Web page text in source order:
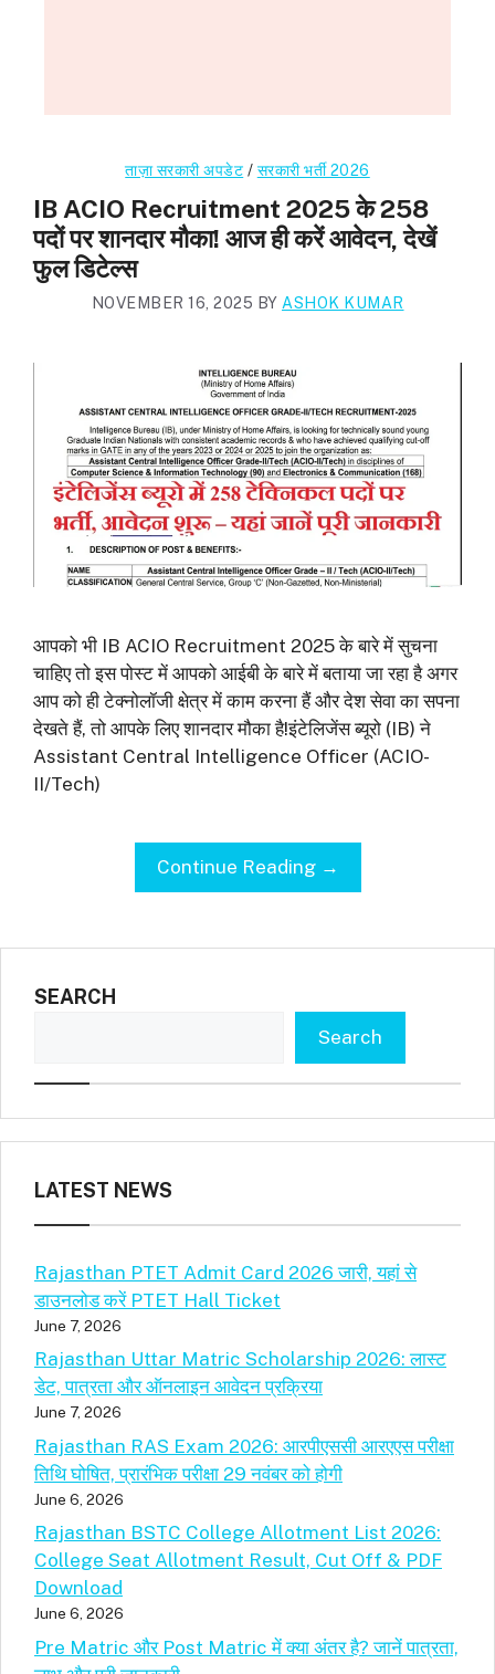
ताज़ा सरकारी अपडेट / सरकारी भर्ती 2026
IB ACIO Recruitment 2025 के 258
पदों पर शानदार मौका! आज ही करें आवेदन, देखें
फुल डिटेल्स
NOVEMBER 16, 2025 BY ASHOK KUMAR
आपको भी IB ACIO Recruitment 2025 के बारे में सुचना
चाहिए तो इस पोस्ट में आपको आईबी के बारे में बताया जा रहा है अगर
आप को ही टेक्नोलॉजी क्षेत्र में काम करना हैं और देश सेवा का सपना
देखते हैं, तो आपके लिए शानदार मौका है!इंटेलिजेंस ब्यूरो (IB) ने
Assistant Central Intelligence Officer (ACIO-
II/Tech)
Continue Reading →
SEARCH
Search
LATEST NEWS
Rajasthan PTET Admit Card 2026 जारी, यहां से
डाउनलोड करें PTET Hall Ticket
June 7, 2026
Rajasthan Uttar Matric Scholarship 2026: लास्ट
डेट, पात्रता और ऑनलाइन आवेदन प्रक्रिया
June 7, 2026
Rajasthan RAS Exam 2026: आरपीएससी आरएएस परीक्षा
तिथि घोषित, प्रारंभिक परीक्षा 29 नवंबर को होगी
June 6, 2026
Rajasthan BSTC College Allotment List 2026:
College Seat Allotment Result, Cut Off & PDF
Download
June 6, 2026
Pre Matric और Post Matric में क्या अंतर है? जानें पात्रता,